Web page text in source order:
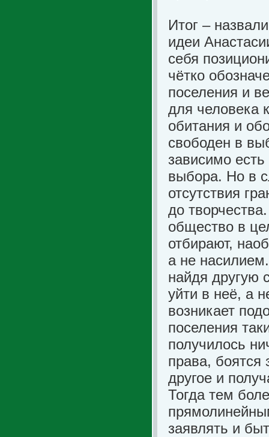
Итог –
идеи
себя
чётко
поселения и
для человека
обитания и
свободен в
зависимо есть
выбора. Но в
отсутствия
до
общество в
отбирают,
а не
найдя другую
уйти в неё, а
возникает
поселения
получилось
права, боятся
другое и
Тогда тем
заявлять и